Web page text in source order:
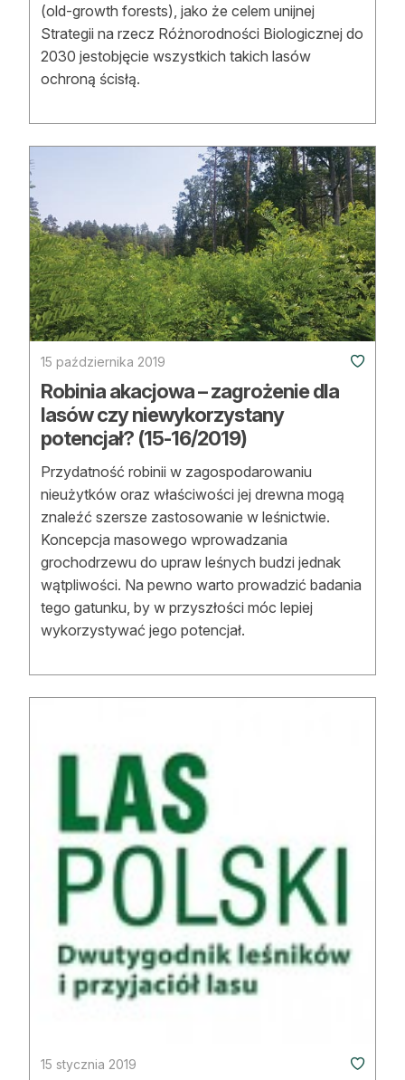
(old-growth forests), jako że celem unijnej
Strategii na rzecz Różnorodności Biologicznej do
2030 jestobjęcie wszystkich takich lasów
ochroną ścisłą.
15 października 2019
Robinia akacjowa – zagrożenie dla
lasów czy niewykorzystany
potencjał? (15-16/2019)
Przydatność robinii w zagospodarowaniu
nieużytków oraz właściwości jej drewna mogą
znaleźć szersze zastosowanie w leśnictwie.
Koncepcja masowego wprowadzania
grochodrzewu do upraw leśnych budzi jednak
wątpliwości. Na pewno warto prowadzić badania
tego gatunku, by w przyszłości móc lepiej
wykorzystywać jego potencjał.
15 stycznia 2019